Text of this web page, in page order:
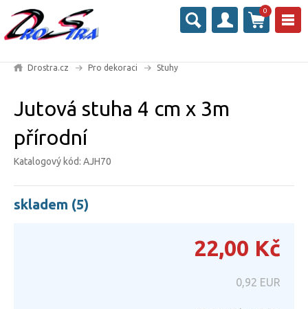
0
Drostra.cz Pro dekoraci Stuhy
Jutová stuha 4 cm x 3m
přírodní
Katalogový kód: AJH70
skladem (5)
22,00 Kč
0,92 EUR